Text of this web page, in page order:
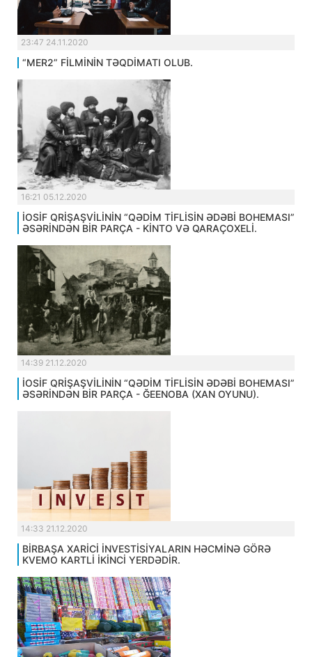
23:47 24.11.2020
“MER2” FİLMİNİN TƏQDİMATI OLUB.
16:21 05.12.2020
İOSİF QRİŞAŞVİLİNİN “QƏDİM TİFLİSİN ƏDƏBİ BOHEMASI”
ƏSƏRİNDƏN BİR PARÇA - KİNTO VƏ QARAÇOXELİ.
14:39 21.12.2020
İOSİF QRİŞAŞVİLİNİN “QƏDİM TİFLİSİN ƏDƏBİ BOHEMASI”
ƏSƏRİNDƏN BİR PARÇA - ĞEENOBA (XAN OYUNU).
14:33 21.12.2020
BİRBAŞA XARİCİ İNVESTİSİYALARIN HƏCMİNƏ GÖRƏ
KVEMO KARTLİ İKİNCİ YERDƏDİR.